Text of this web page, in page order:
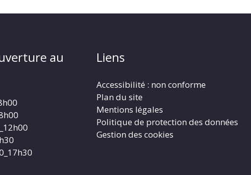
au
Liens
Accessibilité : non conforme
Plan du site
Mentions légales
Politique de protection des données
Gestion des cookies